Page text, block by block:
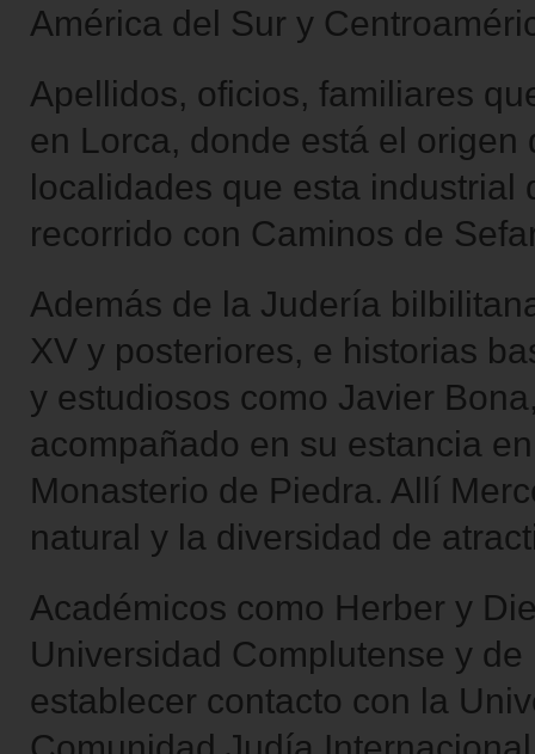
América del Sur y
Apellidos, oficios, familiares
en Lorca, donde está el
localidades que esta industrial
recorrido con Caminos de
Además de la Judería
XV y posteriores, e historias
y estudiosos como Javier
acompañado en su estancia
Monasterio de Piedra. Allí
natural y la diversidad de
Académicos como Herber y
Universidad Complutense y
establecer contacto con la